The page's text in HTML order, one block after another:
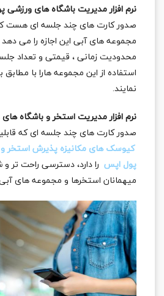
نرم افزار مدیریت باشگاه های
صدور کارت های چند جلسه ای هست
مجموعه های آبی این اجازه را می
محدودیت زمانی ، قیمتی و تعداد
استفاده از این مجموعه هارا با مطابق
نمایند.
نرم افزار مدیریت استخر و باشگاه
صدور کارت های چند جلسه ای که
کیوسک های مکانیزه پذیرش استخر
پول اپس را دارد، دسترسی راحت تر
میهمانان استخرها و مجموعه های